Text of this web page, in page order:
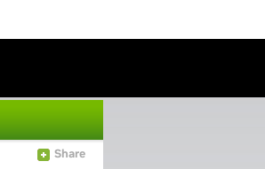
Share